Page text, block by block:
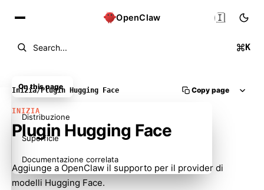
OpenClaw
Search... K
🇮🇹
Inizia/Plugin Hugging Face Copy page
INIZIA
Plugin Hugging Face
Aggiunge a OpenClaw il supporto per il provider di
modelli Hugging Face.
On this page
Distribuzione
Superficie
Documentazione correlata